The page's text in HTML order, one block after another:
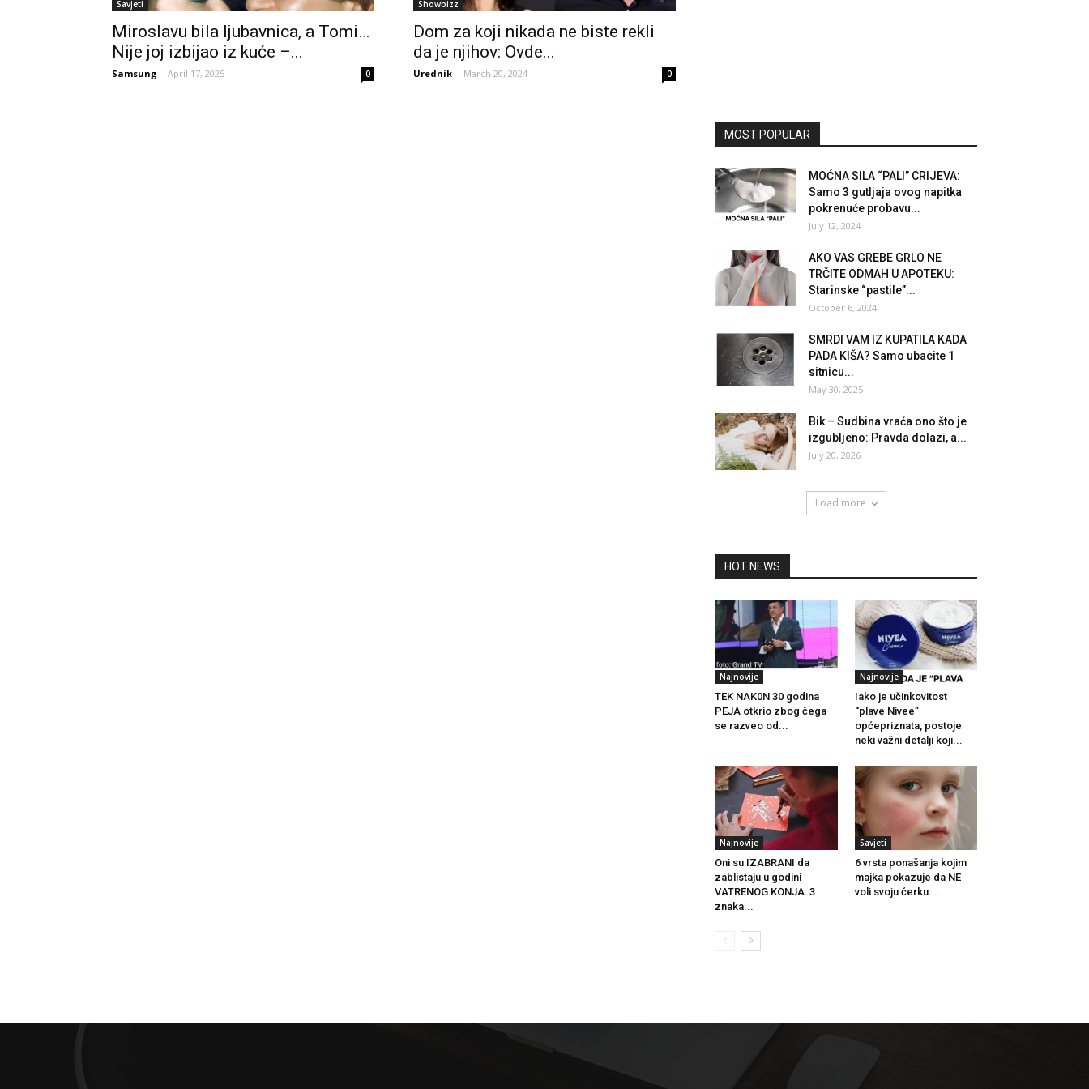
Savjeti
Miroslavu bila ljubavnica, a Tomi…
Nije joj izbijao iz kuće –...
Samsung - April 17, 2025 0
Showbizz
Dom za koji nikada ne biste rekli
da je njihov: Ovde...
Urednik - March 20, 2024 0
MOST POPULAR
MOĆNA SILA “PALI” CRIJEVA:
Samo 3 gutljaja ovog napitka
pokrenuće probavu...
July 12, 2024
AKO VAS GREBE GRLO NE
TRČITE ODMAH U APOTEKU:
Starinske “pastile”...
October 6, 2024
SMRDI VAM IZ KUPATILA KADA
PADA KIŠA? Samo ubacite 1
sitnicu...
May 30, 2025
Bik – Sudbina vraća ono što je
izgubljeno: Pravda dolazi, a...
July 20, 2026
Load more
HOT NEWS
Najnovije
TEK NAK0N 30 godina
PEJA otkrio zbog čega
se razveo od...
Najnovije
Iako je učinkovitost
“plave Nivee”
općepriznata, postoje
neki važni detalji koji...
Najnovije
Oni su IZABRANI da
zablistaju u godini
VATRENOG KONJA: 3
znaka...
Savjeti
6 vrsta ponašanja kojim
majka pokazuje da NE
voli svoju ćerku:...